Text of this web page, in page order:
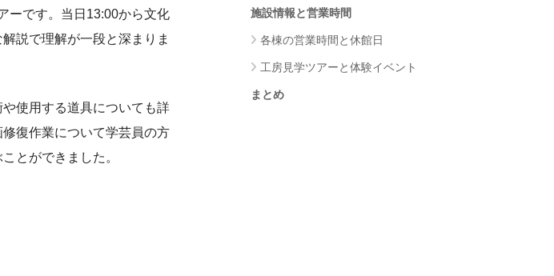
ーです。当日13:00から文化
説で理解が一段と深まりま
使用する道具についても詳
復作業について学芸員の方
とができました。
施設情報と営業時間
各棟の営業時間と休館日
工房見学ツアーと体験イベント
まとめ